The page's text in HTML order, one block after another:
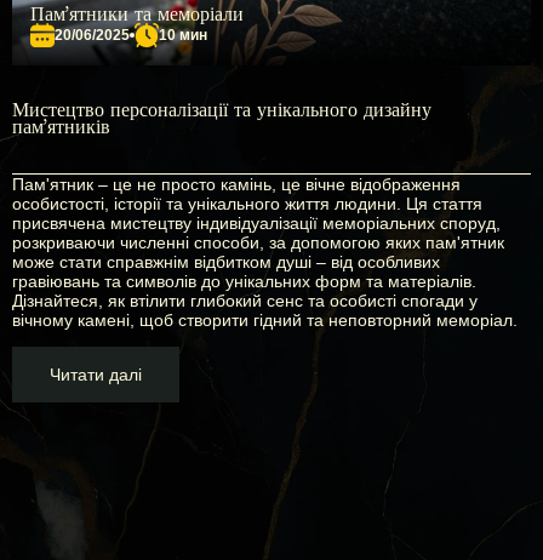
Пам’ятники та меморіали
20/06/2025 10 мин
Мистецтво персоналізації та унікального дизайну
пам'ятників
Пам'ятник – це не просто камінь, це вічне відображення
особистості, історії та унікального життя людини. Ця стаття
присвячена мистецтву індивідуалізації меморіальних споруд,
розкриваючи численні способи, за допомогою яких пам'ятник
може стати справжнім відбитком душі – від особливих
гравіювань та символів до унікальних форм та матеріалів.
Дізнайтеся, як втілити глибокий сенс та особисті спогади у
вічному камені, щоб створити гідний та неповторний меморіал.
Читати далі